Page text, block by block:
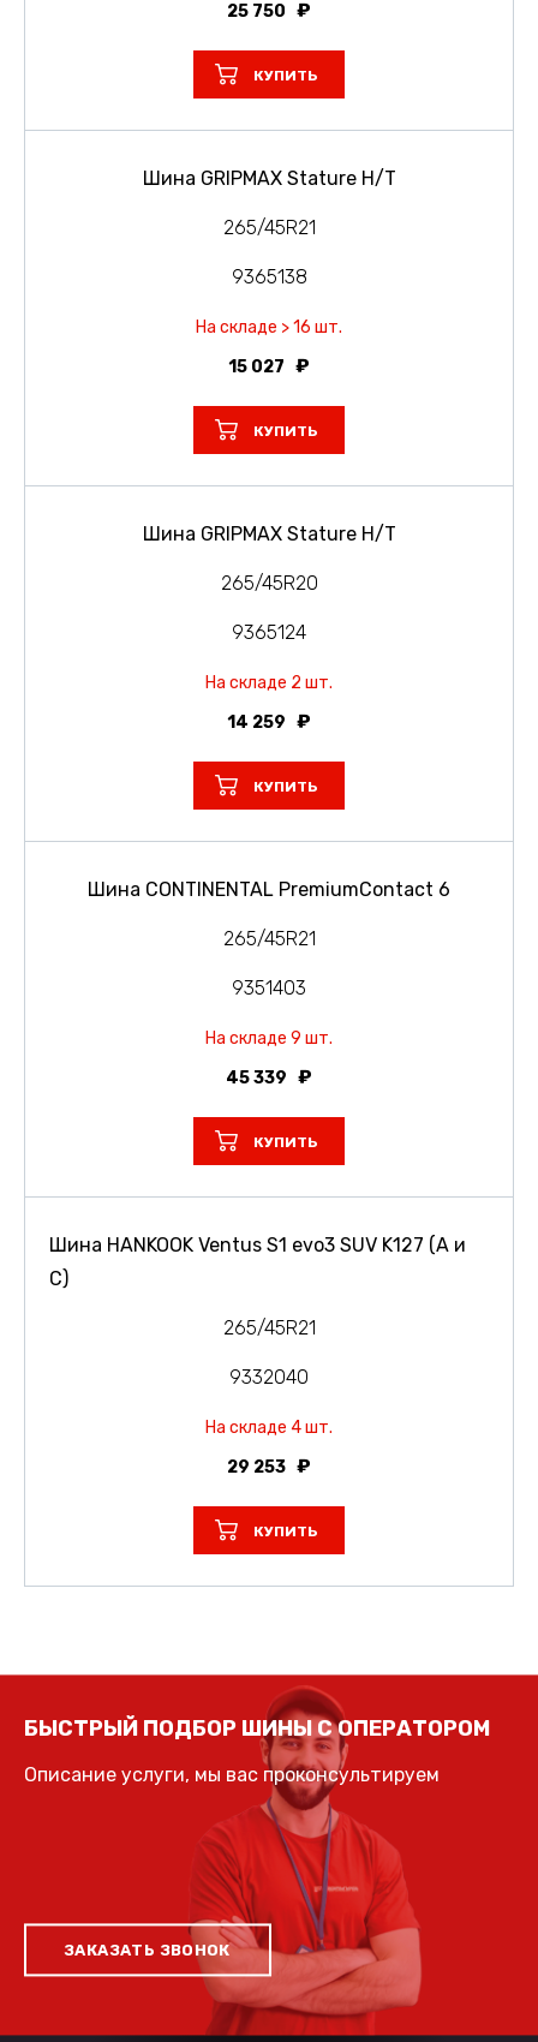
25 750
КУПИТЬ
Шина GRIPMAX Stature H/T
265/45R21
9365138
На складе > 16 шт.
15 027
КУПИТЬ
Шина GRIPMAX Stature H/T
265/45R20
9365124
На складе 2 шт.
14 259
КУПИТЬ
Шина CONTINENTAL PremiumContact 6
265/45R21
9351403
На складе 9 шт.
45 339
КУПИТЬ
Шина HANKOOK Ventus S1 evo3 SUV K127 (A и
C)
265/45R21
9332040
На складе 4 шт.
29 253
КУПИТЬ
БЫСТРЫЙ ПОДБОР ШИНЫ С ОПЕРАТОРОМ
Описание услуги, мы вас проконсультируем
ЗАКАЗАТЬ ЗВОНОК